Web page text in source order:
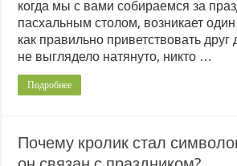
когда мы с вами собираемся за
пасхальным столом, возникает
как правильно приветствовать друг
не выглядело натянуто, никто …
Подробнее
Почему кролик стал